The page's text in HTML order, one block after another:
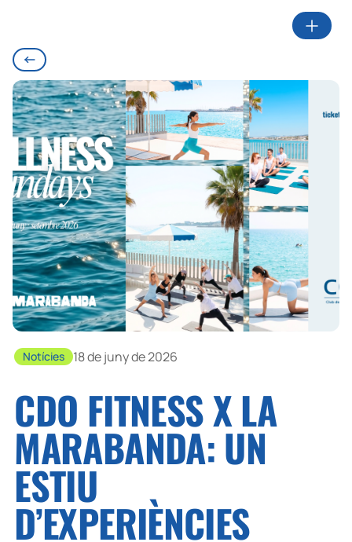
Notícies 18 de juny de 2026
CDO FITNESS X LA
MARABANDA: UN
ESTIU
D’EXPERIÈNCIES